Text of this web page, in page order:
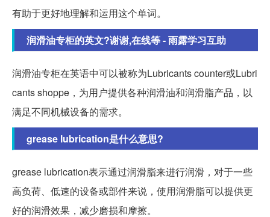
有助于更好地理解和运用这个单词。
润滑油专柜的英文?谢谢,在线等 - 雨露学习互助
润滑油专柜在英语中可以被称为Lubricants counter或Lubri
cants shoppe，为用户提供各种润滑油和润滑脂产品，以
满足不同机械设备的需求。
grease lubrication是什么意思?
grease lubrication表示通过润滑脂来进行润滑，对于一些
高负荷、低速的设备或部件来说，使用润滑脂可以提供更
好的润滑效果，减少磨损和摩擦。